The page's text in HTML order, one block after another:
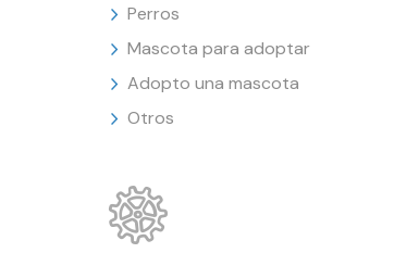
Perros
Mascota para adoptar
Adopto una mascota
Otros